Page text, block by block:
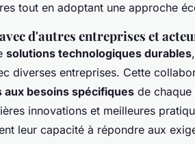
tout en adoptant une approche
d'autres entreprises et
solutions technologiques durables
diverses entreprises. Cette
aux besoins spécifiques de
innovations et meilleures
leur capacité à répondre aux